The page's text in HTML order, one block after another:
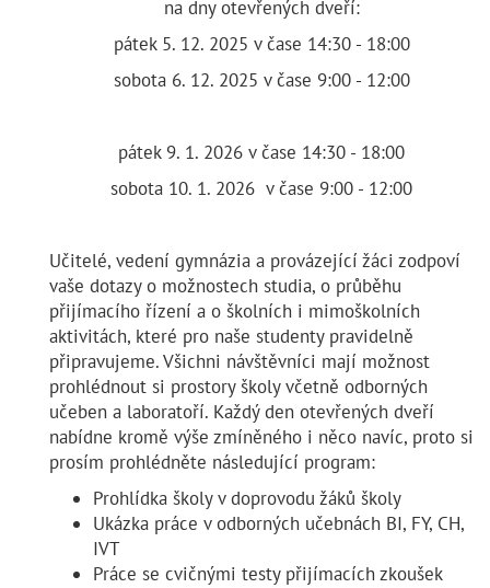
na dny otevřených dveří:
pátek 5. 12. 2025 v čase 14:30 - 18:00
sobota 6. 12. 2025 v čase 9:00 - 12:00
pátek 9. 1. 2026 v čase 14:30 - 18:00
sobota 10. 1. 2026 v čase 9:00 - 12:00
Učitelé, vedení gymnázia a provázející žáci zodpoví
vaše dotazy o možnostech studia, o průběhu
přijímacího řízení a o školních i mimoškolních
aktivitách, které pro naše studenty pravidelně
připravujeme. Všichni návštěvníci mají možnost
prohlédnout si prostory školy včetně odborných
učeben a laboratoří. Každý den otevřených dveří
nabídne kromě výše zmíněného i něco navíc, proto si
prosím prohlédněte následující program:
Prohlídka školy v doprovodu žáků školy
Ukázka práce v odborných učebnách BI, FY, CH,
IVT
Práce se cvičnými testy přijímacích zkoušek